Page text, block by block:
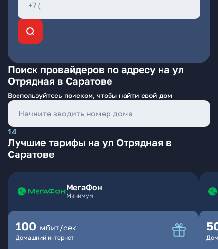
Поиск провайдеров по адресу на ул
Отрядная в Саратове
Воспользуйтесь поиском, чтобы найти свой дом
14
Лучшие тарифы на ул Отрядная в
Саратове
МегаФон
Минимум
100 мбит/сек
Домашний интернет